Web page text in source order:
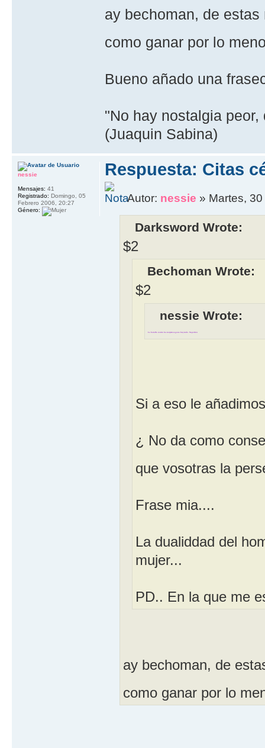
ay bechoman, de
como ganar por lo
Bueno añado una
"No hay nostalgia
(Juaquin Sabina)
Respuesta: Citas
Autor: nessie » Martes,
Darksword Wrote:
$2
Bechoman Wrote:
$2
nessie Wrote:
La batalla contra las mujeres se gana huyendo. Napoleón
Si a eso le
¿ No da como
que vosotras la
Frase mia....
La dualiddad del
mujer...
PD.. En la que me
ay bechoman, de
como ganar por lo
nessie
Mensajes: 41
Registrado: Domingo, 05
Febrero 2006, 20:27
Género: